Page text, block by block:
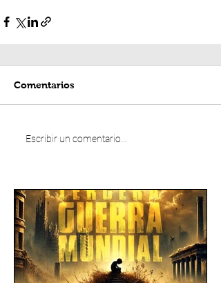
Comentarios
Escribir un comentario...